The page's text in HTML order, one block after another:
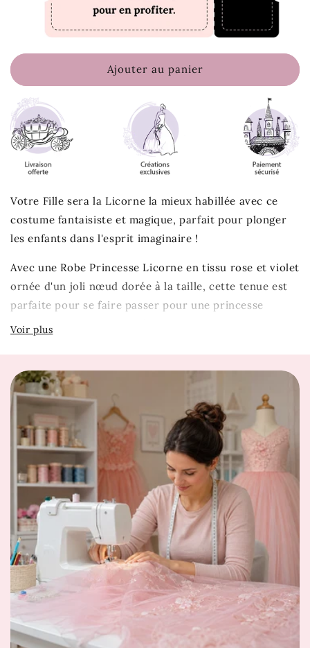
Ajouter au panier
Votre Fille sera la Licorne la mieux habillée avec ce
costume fantaisiste et magique, parfait pour plonger
les enfants dans l'esprit imaginaire !
Avec une Robe Princesse Licorne en tissu rose et violet
ornée d'un joli nœud dorée à la taille, cette tenue est
parfaite pour se faire passer pour une princesse
licorne ou toute autre créature mystique.
Robe de couleur rose et violet
Matière: coton et polyester
Manche courte
Col rond
Jupe en tulle doublée
Accessoires: Serre-tête
Les Robes de déguisementsont un bon moyen de
laisser place à l'
imaginationde votre enfant. Il
apprend ainsi les jeux de rôles et à se mettre à la place
de l'autre.
Notre conseil taille
Ce modèle taille normal, sélectionnez votre taille
habituelle. Guide des Tailles